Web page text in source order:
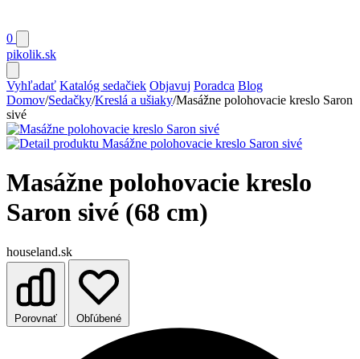
0
pikolik.sk
Vyhľadať Katalóg sedačiek Objavuj Poradca Blog
Domov/Sedačky/Kreslá a ušiaky/Masážne polohovacie kreslo Saron
sivé
Masážne polohovacie kreslo
Saron sivé (68 cm)
houseland.sk
Porovnať Obľúbené